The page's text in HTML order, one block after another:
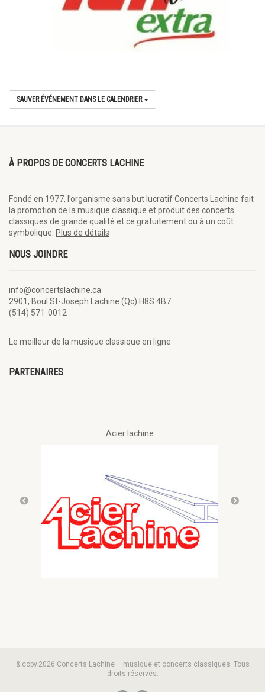
SAUVER ÉVÉNEMENT DANS LE CALENDRIER
À PROPOS DE CONCERTS LACHINE
Fondé en 1977, l’organisme sans but lucratif Concerts Lachine fait
la promotion de la musique classique et produit des concerts
classiques de grande qualité et ce gratuitement ou à un coût
symbolique. Plus de détails
NOUS JOINDRE
info@concertslachine.ca
2901, Boul St-Joseph Lachine (Qc) H8S 4B7
(514) 571-0012
Le meilleur de la musique classique en ligne
PARTENAIRES
Acier lachine
& copy;2026 Concerts Lachine – musique et concerts classiques. Tous
droits réservés.